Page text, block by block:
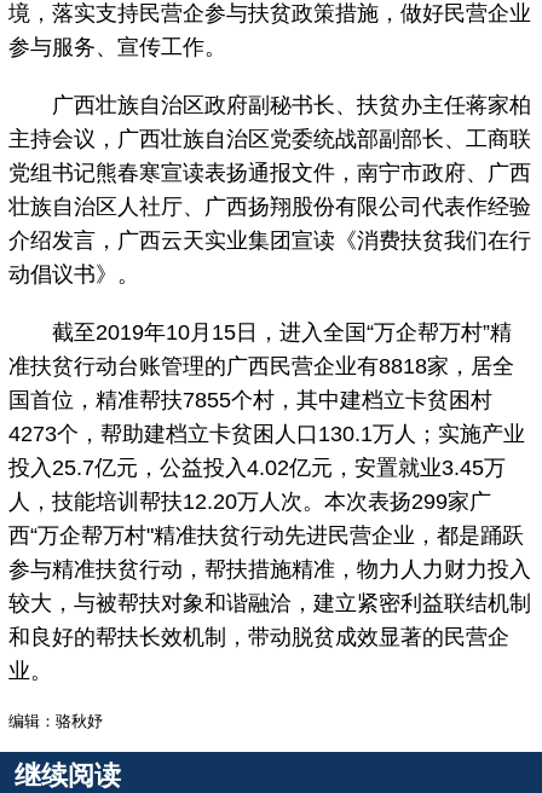
境，落实支持民营企参与扶贫政策措施，做好民营企业
参与服务、宣传工作。
广西壮族自治区政府副秘书长、扶贫办主任蒋家柏
主持会议，广西壮族自治区党委统战部副部长、工商联
党组书记熊春寒宣读表扬通报文件，南宁市政府、广西
壮族自治区人社厅、广西扬翔股份有限公司代表作经验
介绍发言，广西云天实业集团宣读《消费扶贫我们在行
动倡议书》。
截至2019年10月15日，进入全国“万企帮万村”精
准扶贫行动台账管理的广西民营企业有8818家，居全
国首位，精准帮扶7855个村，其中建档立卡贫困村
4273个，帮助建档立卡贫困人口130.1万人；实施产业
投入25.7亿元，公益投入4.02亿元，安置就业3.45万
人，技能培训帮扶12.20万人次。本次表扬299家广
西“万企帮万村"精准扶贫行动先进民营企业，都是踊跃
参与精准扶贫行动，帮扶措施精准，物力人力财力投入
较大，与被帮扶对象和谐融洽，建立紧密利益联结机制
和良好的帮扶长效机制，带动脱贫成效显著的民营企
业。
编辑：骆秋妤
继续阅读